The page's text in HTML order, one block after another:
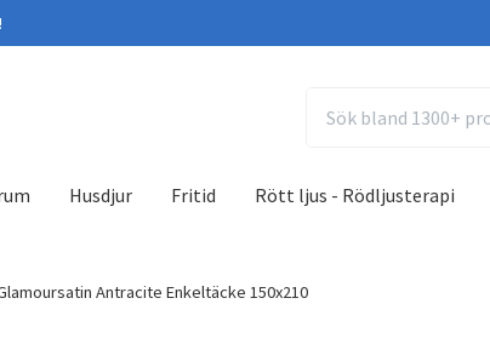
Husdjur Fritid Rött ljus - Rödljusterapi
Antracite Enkeltäcke 150x210